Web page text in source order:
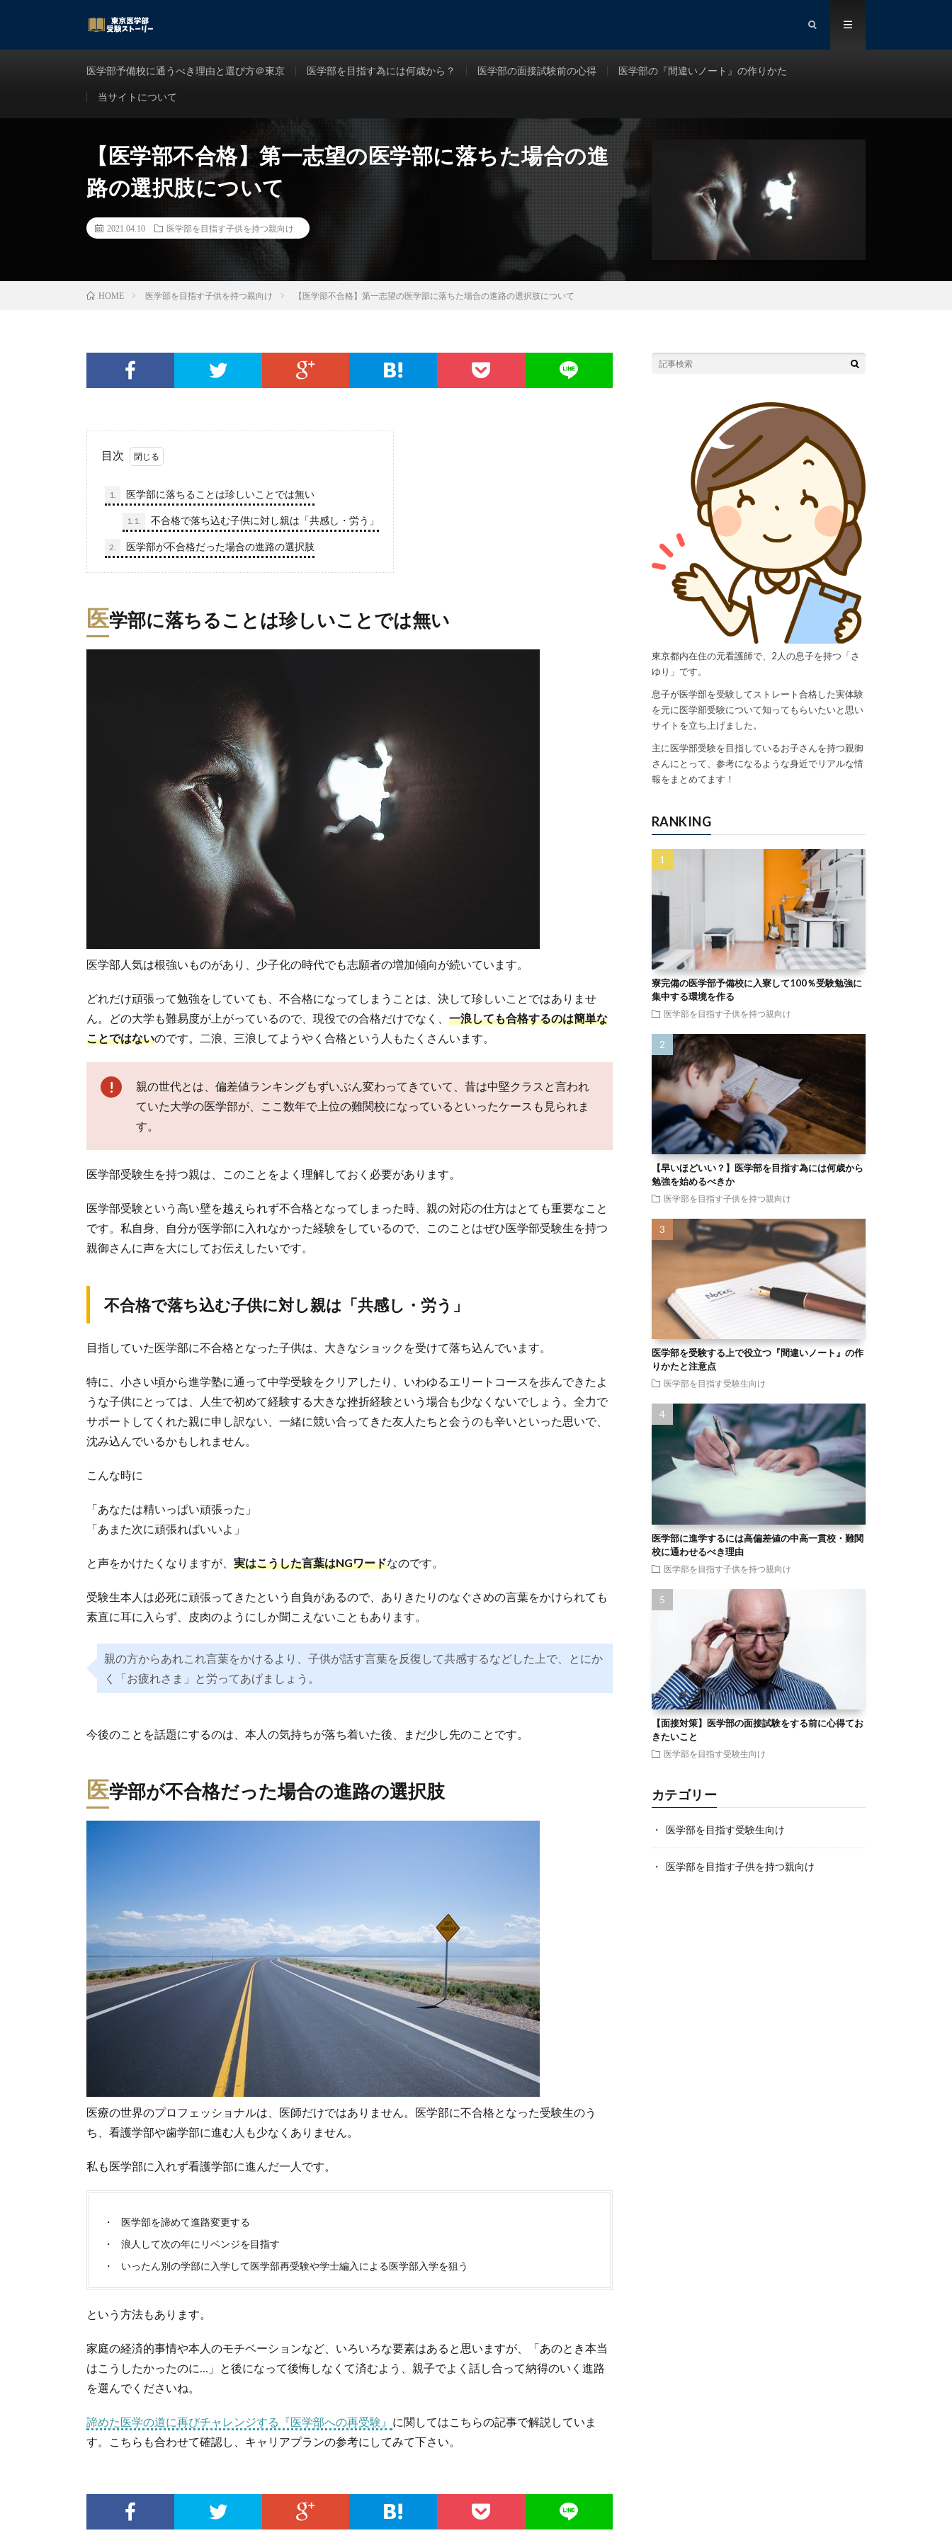
医学部予備校に通うべき理由と選び方＠東京 医学部を目指す為には何歳から？ 医学部の面接試験前の心得 医学部の『間違いノート』の作りかた
当サイトについて
【医学部不合格】第一志望の医学部に落ちた場合の進
路の選択肢について
2021.04.10 医学部を目指す子供を持つ親向け
HOME 医学部を目指す子供を持つ親向け 【医学部不合格】第一志望の医学部に落ちた場合の進路の選択肢について
目次
1. 医学部に落ちることは珍しいことでは無い
1.1. 不合格で落ち込む子供に対し親は「共感し・労う」
2. 医学部が不合格だった場合の進路の選択肢
医学部に落ちることは珍しいことでは無い
医学部人気は根強いものがあり、少子化の時代でも志願者の増加傾向が続いています。
どれだけ頑張って勉強をしていても、不合格になってしまうことは、決して珍しいことではありませ
ん。どの大学も難易度が上がっているので、現役での合格だけでなく、 一浪しても合格するのは簡単な
ことではないのです。二浪、三浪してようやく合格という人もたくさんいます。
親の世代とは、偏差値ランキングもずいぶん変わってきていて、昔は中堅クラスと言われ
ていた大学の医学部が、ここ数年で上位の難関校になっているといったケースも見られま
す。
医学部受験生を持つ親は、このことをよく理解しておく必要があります。
医学部受験という高い壁を越えられず不合格となってしまった時、親の対応の仕方はとても重要なこと
です。私自身、自分が医学部に入れなかった経験をしているので、このことはぜひ医学部受験生を持つ
親御さんに声を大にしてお伝えしたいです。
不合格で落ち込む子供に対し親は「共感し・労う」
目指していた医学部に不合格となった子供は、大きなショックを受けて落ち込んでいます。
特に、小さい頃から進学塾に通って中学受験をクリアしたり、いわゆるエリートコースを歩んできたよ
うな子供にとっては、人生で初めて経験する大きな挫折経験という場合も少なくないでしょう。全力で
サポートしてくれた親に申し訳ない、一緒に競い合ってきた友人たちと会うのも辛いといった思いで、
沈み込んでいるかもしれません。
こんな時に
「あなたは精いっぱい頑張った」
「あまた次に頑張ればいいよ」
と声をかけたくなりますが、 実はこうした言葉はNGワードなのです。
受験生本人は必死に頑張ってきたという自負があるので、ありきたりのなぐさめの言葉をかけられても
素直に耳に入らず、皮肉のようにしか聞こえないこともあります。
親の方からあれこれ言葉をかけるより、子供が話す言葉を反復して共感するなどした上で、とにか
く「お疲れさま」と労ってあげましょう。
今後のことを話題にするのは、本人の気持ちが落ち着いた後、まだ少し先のことです。
医学部が不合格だった場合の進路の選択肢
医療の世界のプロフェッショナルは、医師だけではありません。医学部に不合格となった受験生のう
ち、看護学部や歯学部に進む人も少なくありません。
私も医学部に入れず看護学部に進んだ一人です。
医学部を諦めて進路変更する
浪人して次の年にリベンジを目指す
いったん別の学部に入学して医学部再受験や学士編入による医学部入学を狙う
という方法もあります。
家庭の経済的事情や本人のモチベーションなど、いろいろな要素はあると思いますが、「あのとき本当
はこうしたかったのに…」と後になって後悔しなくて済むよう、親子でよく話し合って納得のいく進路
を選んでくださいね。
諦めた医学の道に再びチャレンジする『医学部への再受験』 に関してはこちらの記事で解説していま
す。こちらも合わせて確認し、キャリアプランの参考にしてみて下さい。
東京都内在住の元看護師で、2人の息子を持つ「さ
ゆり」です。
息子が医学部を受験してストレート合格した実体験
を元に医学部受験について知ってもらいたいと思い
サイトを立ち上げました。
主に医学部受験を目指しているお子さんを持つ親御
さんにとって、参考になるような身近でリアルな情
報をまとめてます！
RANKING
寮完備の医学部予備校に入寮して100％受験勉強に
集中する環境を作る
医学部を目指す子供を持つ親向け
【早いほどいい？】医学部を目指す為には何歳から
勉強を始めるべきか
医学部を目指す子供を持つ親向け
医学部を受験する上で役立つ『間違いノート』の作
りかたと注意点
医学部を目指す受験生向け
医学部に進学するには高偏差値の中高一貫校・難関
校に通わせるべき理由
医学部を目指す子供を持つ親向け
【面接対策】医学部の面接試験をする前に心得てお
きたいこと
医学部を目指す受験生向け
カテゴリー
医学部を目指す受験生向け
医学部を目指す子供を持つ親向け